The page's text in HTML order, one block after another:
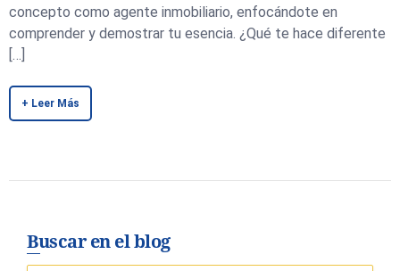
concepto como agente inmobiliario, enfocándote en
comprender y demostrar tu esencia. ¿Qué te hace diferente
[…]
+ Leer Más
Buscar en el blog